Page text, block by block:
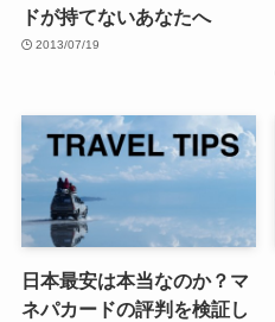
ドが持てないあなたへ
2013/07/19
日本最安は本当なのか？マ
ネパカードの評判を検証し